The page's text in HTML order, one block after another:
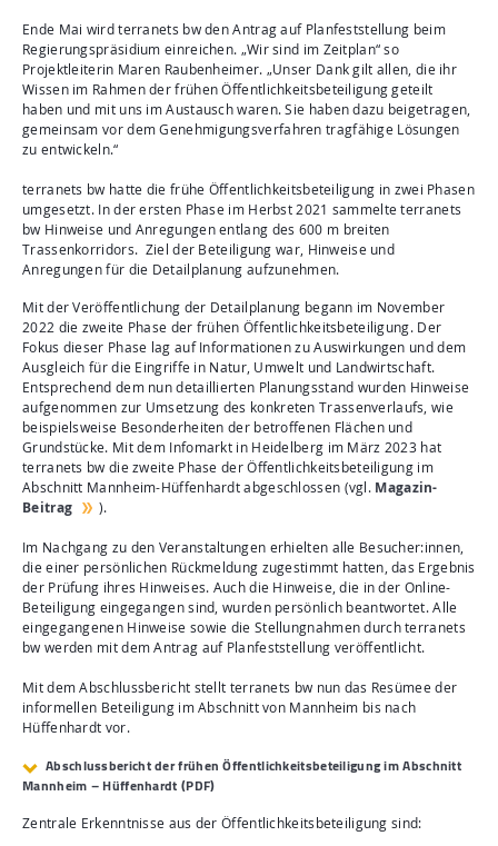
Ende Mai wird terranets bw den Antrag auf Planfeststellung beim
Regierungspräsidium einreichen. „Wir sind im Zeitplan“ so
Projektleiterin Maren Raubenheimer. „Unser Dank gilt allen, die ihr
Wissen im Rahmen der frühen Öffentlichkeitsbeteiligung geteilt
haben und mit uns im Austausch waren. Sie haben dazu beigetragen,
gemeinsam vor dem Genehmigungsverfahren tragfähige Lösungen
zu entwickeln.“
terranets bw hatte die frühe Öffentlichkeitsbeteiligung in zwei Phasen
umgesetzt. In der ersten Phase im Herbst 2021 sammelte terranets
bw Hinweise und Anregungen entlang des 600 m breiten
Trassenkorridors. Ziel der Beteiligung war, Hinweise und
Anregungen für die Detailplanung aufzunehmen.
Mit der Veröffentlichung der Detailplanung begann im November
2022 die zweite Phase der frühen Öffentlichkeitsbeteiligung. Der
Fokus dieser Phase lag auf Informationen zu Auswirkungen und dem
Ausgleich für die Eingriffe in Natur, Umwelt und Landwirtschaft.
Entsprechend dem nun detaillierten Planungsstand wurden Hinweise
aufgenommen zur Umsetzung des konkreten Trassenverlaufs, wie
beispielsweise Besonderheiten der betroffenen Flächen und
Grundstücke. Mit dem Infomarkt in Heidelberg im März 2023 hat
terranets bw die zweite Phase der Öffentlichkeitsbeteiligung im
Abschnitt Mannheim-Hüffenhardt abgeschlossen (vgl. Magazin-
Beitrag
).
Im Nachgang zu den Veranstaltungen erhielten alle Besucher:innen,
die einer persönlichen Rückmeldung zugestimmt hatten, das Ergebnis
der Prüfung ihres Hinweises. Auch die Hinweise, die in der Online-
Beteiligung eingegangen sind, wurden persönlich beantwortet. Alle
eingegangenen Hinweise sowie die Stellungnahmen durch terranets
bw werden mit dem Antrag auf Planfeststellung veröffentlicht.
Mit dem Abschlussbericht stellt terranets bw nun das Resümee der
informellen Beteiligung im Abschnitt von Mannheim bis nach
Hüffenhardt vor.
Abschlussbericht der frühen Öffentlichkeitsbeteiligung im Abschnitt
Mannheim – Hüffenhardt (PDF)
Zentrale Erkenntnisse aus der Öffentlichkeitsbeteiligung sind: